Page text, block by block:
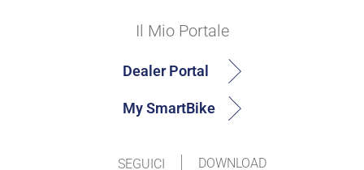
DOWNLOAD
Il Mio Portale
Dealer Portal
My SmartBike
SEGUICI